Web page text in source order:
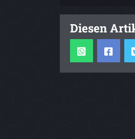
Diesen